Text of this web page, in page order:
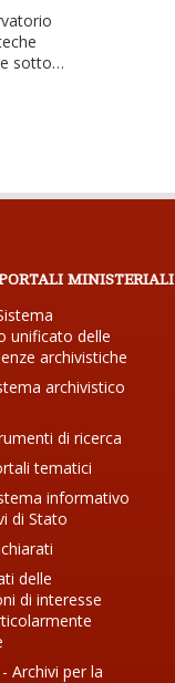
sotto…
MINISTERIALI
unificato delle
archivistiche
archivistico
di ricerca
tematici
informativo
di Stato
delle
di interesse
Archivi per la